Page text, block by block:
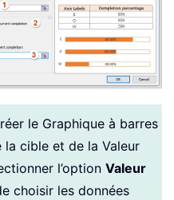
le Graphique à barres
cible et de la Valeur
l’option Valeur
choisir les données